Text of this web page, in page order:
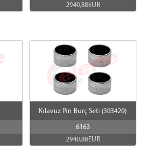
2940,88EUR
Kılavuz Pin Burç Seti (303420)
6163
2940,88EUR